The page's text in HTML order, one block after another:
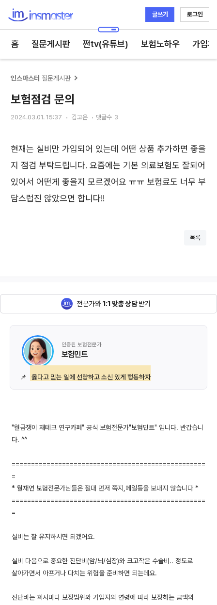
글쓰기 로그인
홈 질문게시판 쩐tv(유튜브) 보험노하우 가입
인스마스터 질문게시판
보험점검 문의
2024.03.01. 15:37 김고은 댓글수 3
현재는 실비만 가입되어 있는데 어떤 상품 추가하면 좋을
지 점검 부탁드립니다. 요즘에는 기본 의료보험도 잘되어
있어서 어떤게 좋을지 모르겠어요 ㅠㅠ 보험료도 너무 부
담스럽진 않았으면 합니다!!
목록
전문가와1:1 맞춤 상담받기
인증된 보험전문가
보험민트
📌 옳다고 믿는 일에 선량하고 소신 있게 행동하자
"월급쟁이 재테크 연구카페" 공식 보험전문가"보험민트" 입니다. 반갑습니
다. ^^
==================================================
=
* 월재연 보험전문가님들은 절대 먼저 쪽지,메일등을 보내지 않습니다 *
==================================================
=
실비는 잘 유지하시면 되겠어요.
실비 다음으로 중요한 진단비(암/뇌/심장)와 크고작은 수술비.. 정도로
살아가면서 아프거나 다치는 위험을 준비하면 되는데요.
진단비는 회사마다 보장범위와 가입자의 연령에 따라 보장하는 금액의